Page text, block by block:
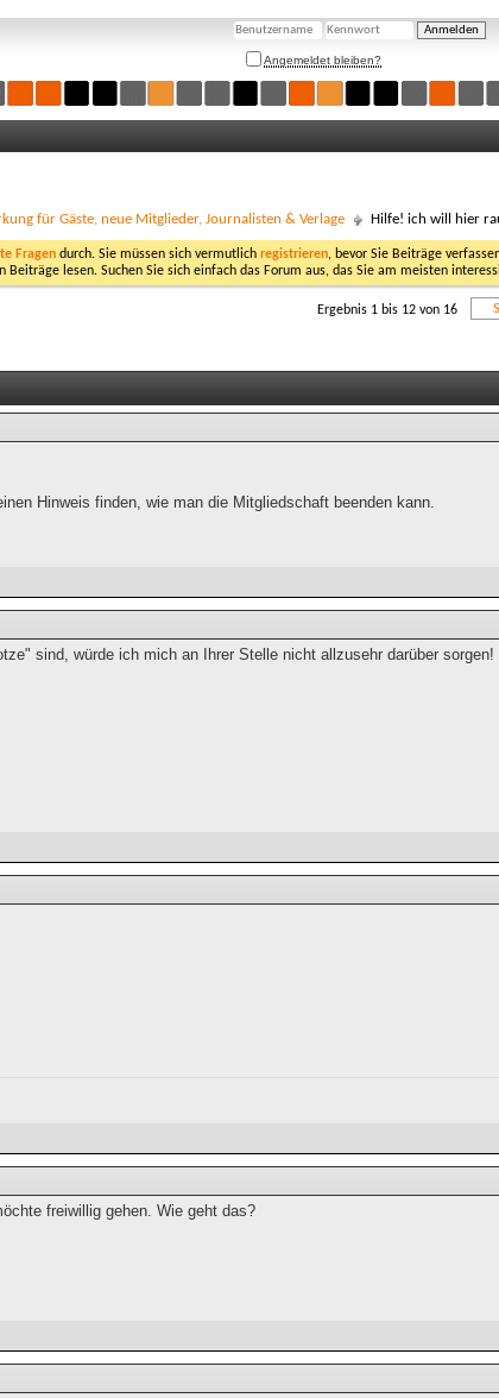
Angemeldet bleiben?
für Gäste, neue Mitglieder, Journalisten & Verlage Hilfe! ich will hier
Fragen durch. Sie müssen sich vermutlich registrieren, bevor Sie Beiträge
lesen. Suchen Sie sich einfach das Forum aus, das Sie am meisten
Ergebnis 1 bis 12 von 16
Hinweis finden, wie man die Mitgliedschaft beenden kann.
sind, würde ich mich an Ihrer Stelle nicht allzusehr darüber sorgen!
freiwillig gehen. Wie geht das?